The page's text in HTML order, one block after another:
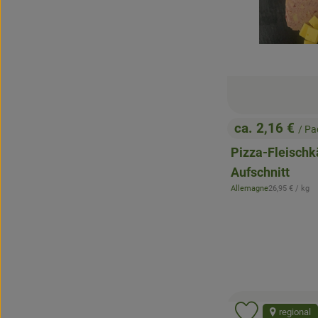
, Preis:
ca. 2,16 € /
Pizza-
Aufschnitt
, Herkunft:
Allemagne, Referenzpreis:
26,95 € / kg
regional